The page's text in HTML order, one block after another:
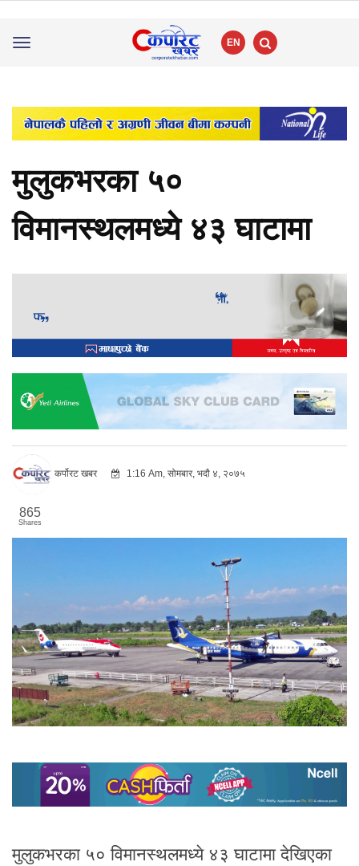
Toggle
EN
मुलुकभरका ५०
विमानस्थलमध्ये ४३ घाटामा
कर्पोरट खबर 1:16 Am, सोमबार, भदौ ४, २०७५
865
Shares
मुलुकभरका ५० विमानस्थलमध्ये ४३ घाटामा देखिएका